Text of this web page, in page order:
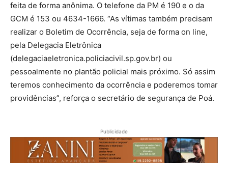
feita de forma anônima. O telefone da PM é 190 e o da
GCM é 153 ou 4634-1666. “As vítimas também precisam
realizar o Boletim de Ocorrência, seja de forma on line,
pela Delegacia Eletrônica
(delegaciaeletronica.policiacivil.sp.gov.br) ou
pessoalmente no plantão policial mais próximo. Só assim
teremos conhecimento da ocorrência e poderemos tomar
providências”, reforça o secretário de segurança de Poá.
Publicidade